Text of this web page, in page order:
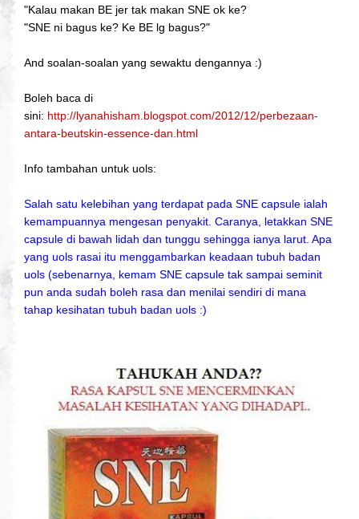
"Kalau makan BE jer tak makan SNE ok ke?
"SNE ni bagus ke? Ke BE lg bagus?"
And soalan-soalan yang sewaktu dengannya :)
Boleh baca di
sini: http://lyanahisham.blogspot.com/2012/12/perbezaan-
antara-beutskin-essence-dan.html
Info tambahan untuk uols:
Salah satu kelebihan yang terdapat pada SNE capsule ialah
kemampuannya mengesan penyakit. Caranya, letakkan SNE
capsule di bawah lidah dan tunggu sehingga ianya larut. Apa
yang uols rasai itu menggambarkan keadaan tubuh badan
uols (sebenarnya, kemam SNE capsule tak sampai seminit
pun anda sudah boleh rasa dan menilai sendiri di mana
tahap kesihatan tubuh badan uols :)